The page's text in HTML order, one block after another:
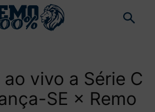
vivo a Série C
SE × Remo